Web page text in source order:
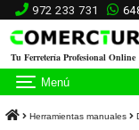
972 233 731
Tu Ferretería Profesional Online
Menú
Herramientas manuales